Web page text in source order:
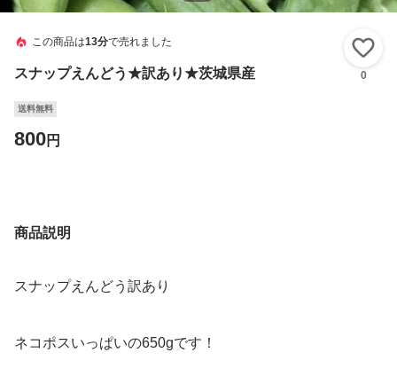
この商品は13分で売れました
スナップえんどう★訳あり★茨城県産 0
送料無料
800円
商品説明
スナップえんどう訳あり
ネコポスいっぱいの650gです！